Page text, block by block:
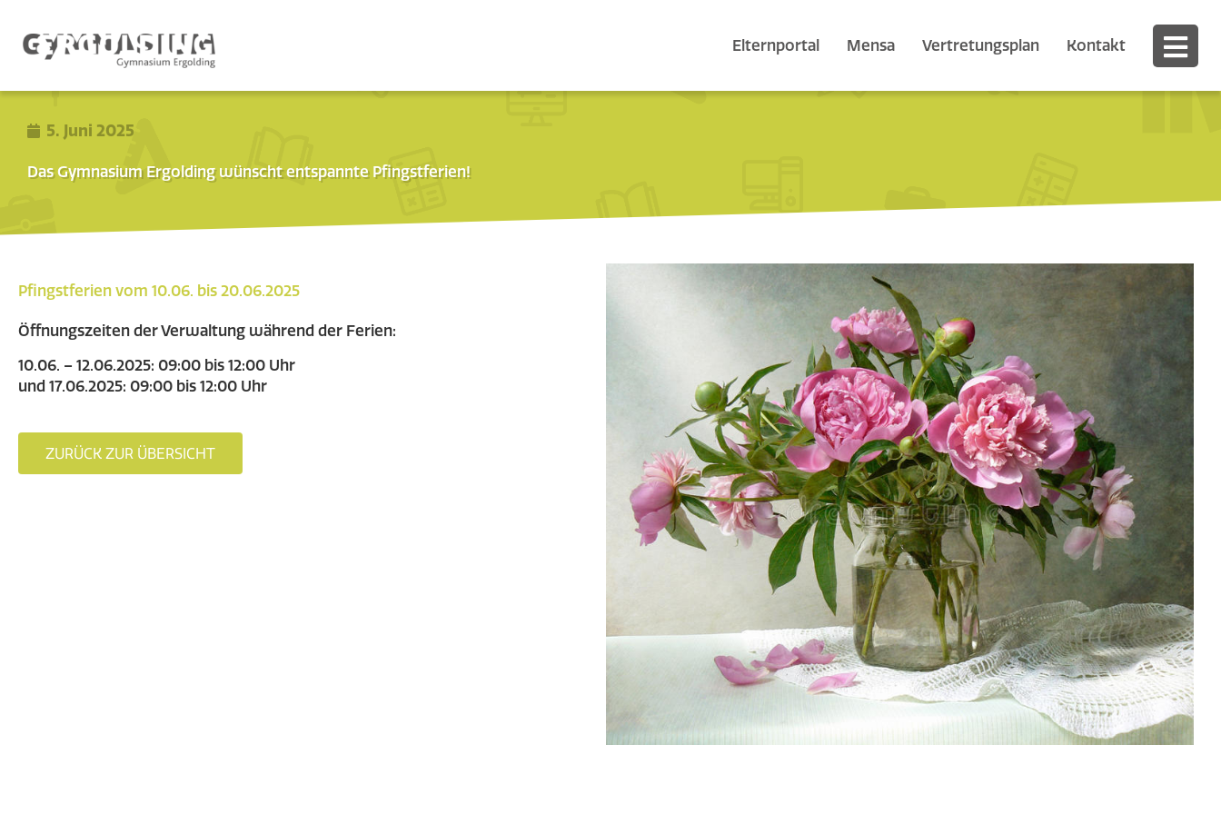
Elternportal Mensa Vertretungsplan Kontakt
5. Juni 2025
Das Gymnasium Ergolding wünscht entspannte Pfingstferien!
Pfingstferien vom 10.06. bis 20.06.2025
Öffnungszeiten der Verwaltung während der Ferien:
10.06. – 12.06.2025: 09:00 bis 12:00 Uhr
und 17.06.2025: 09:00 bis 12:00 Uhr
ZURÜCK ZUR ÜBERSICHT